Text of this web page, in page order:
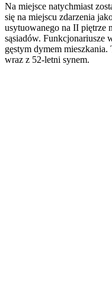
Na miejsce natychmiast
się na miejscu zdarzenia
usytuowanego na II piętrze
sąsiadów. Funkcjonariusze
gęstym dymem mieszkania.
wraz z 52-letni synem.